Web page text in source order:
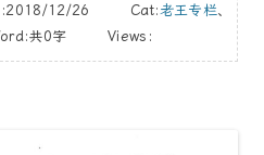
12/26 Cat:老王专栏、
共0字 Views: